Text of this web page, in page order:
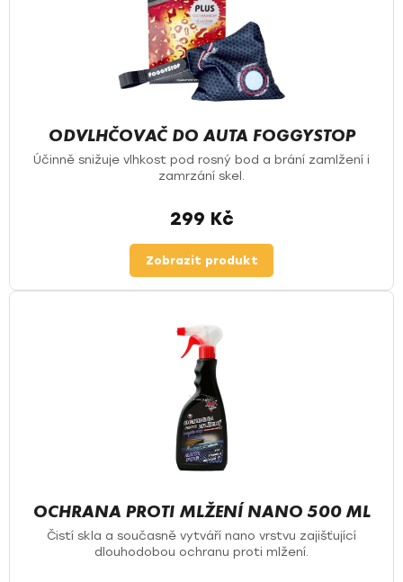
ODVLHČOVAČ DO AUTA FOGGYSTOP
Účinně snižuje vlhkost pod rosný bod a brání zamlžení i
zamrzání skel.
299 Kč
Zobrazit produkt
OCHRANA PROTI MLŽENÍ NANO 500 ML
Čistí skla a současně vytváří nano vrstvu zajišťující
dlouhodobou ochranu proti mlžení.